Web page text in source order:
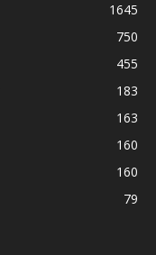
1645
750
455
183
163
160
160
79